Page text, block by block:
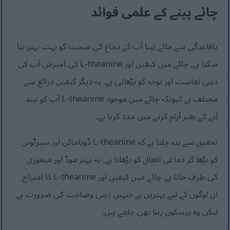
چائے پینے کے علمی فوائد
باقاعدگی سے چائے پینا آپ کے دماغ کی صحت کو بہت بہتر بنا
سکتا ہے۔ چائے میں کیفین اور L-theanine کی آمیزش آپ کی
ذہنی نفاست اور توجہ کو بڑھاتی ہے۔ یہ دیگر کیفین ذرائع سے
مختلف ہے کیونکہ چائے میں موجود L-theanine آپ کو نیند
آنے کے بغیر آرام کرنے میں مدد کرتا ہے۔
تحقیق سے پتہ چلتا ہے کہ L-theanine ڈوپامائن اور سیرٹونن
کو بڑھا کر دماغی افعال کو بڑھاتا ہے۔ یہ بہتر موڈ اور میموری
کی طرف جاتا ہے. چائے میں کیفین اور L-theanine کا امتزاج
ان لوگوں کے لیے بہترین ہے جنہیں ذہنی وضاحت کی ضرورت ہے
لیکن وہ پرسکون رہنا بھی چاہتے ہیں۔